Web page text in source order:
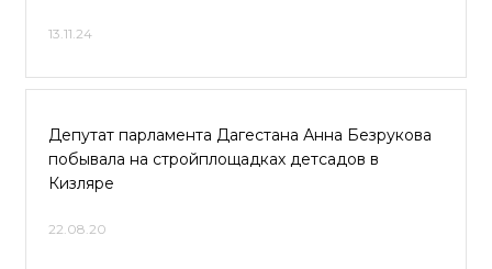
13.11.24
Депутат парламента Дагестана Анна Безрукова
побывала на стройплощадках детсадов в
Кизляре
22.08.20